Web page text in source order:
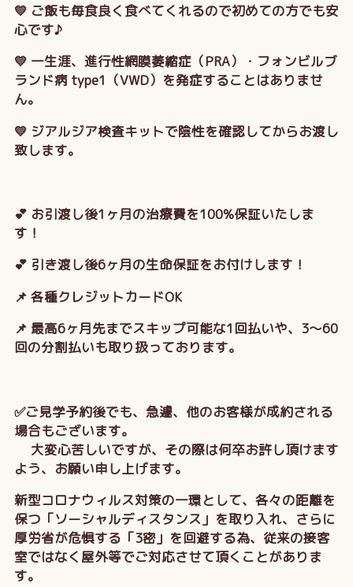
💛 ご飯も毎食良く食べてくれるので初めての方でも安
心です♪
💛 一生涯、進行性網膜萎縮症（PRA）・フォンビルブ
ランド病 type1（VWD）を発症することはありませ
ん。
💛 ジアルジア検査キットで陰性を確認してからお渡し
致します。
💕 お引渡し後1ヶ月の治療費を100%保証いたしま
す！
💕 引き渡し後6ヶ月の生命保証をお付けします！
📌 各種クレジットカードOK
📌 最高6ヶ月先までスキップ可能な1回払いや、3～60
回の分割払いも取り扱っております。
✅ご見学予約後でも、急遽、他のお客様が成約される
場合もございます。
大変心苦しいですが、その際は何卒お許し頂けます
よう、お願い申し上げます。
新型コロナウィルス対策の一環として、各々の距離を
保つ「ソーシャルディスタンス」を取り入れ、さらに
厚労省が危惧する「3密」を回避する為、従来の接客
室ではなく屋外等でご対応させて頂くことがありま
す。